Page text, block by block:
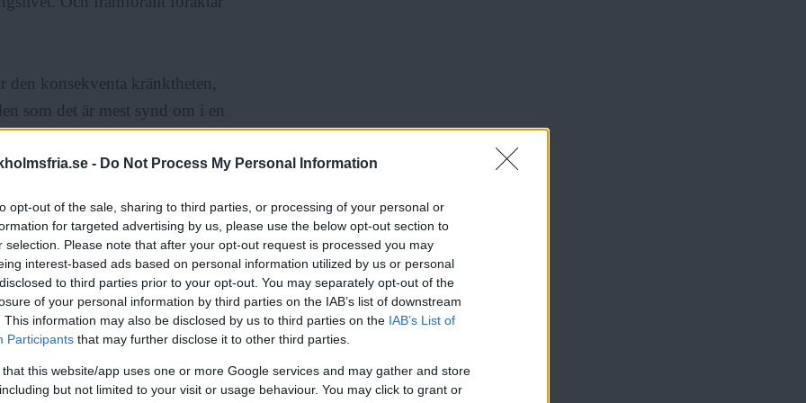
- Do Not Process My Personal Information
opt-out of the sale, sharing to third parties, or processing of your personal or
for targeted advertising by us, please use the below opt-out section to
selection. Please note that after your opt-out request is processed you may
interest-based ads based on personal information utilized by us or personal
to third parties prior to your opt-out. You may separately opt-out of the
of your personal information by third parties on the IAB’s list of downstream
This information may also be disclosed by us to third parties on the IAB’s List of
Participants that may further disclose it to other third parties.
that this website/app uses one or more Google services and may gather and store
but not limited to your visit or usage behaviour. You may click to grant or
den konsekventa kränktheten,
som det är mest synd om i en
mycket få SD-väljare har läst
de flesta av dem har en
utanför migrationsområdet mest
att tjäna pengar och